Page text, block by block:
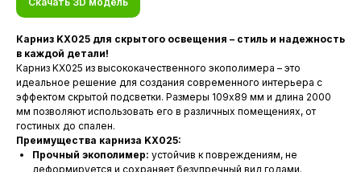
Карниз KX025 для скрытого освещения – стиль и надежность
в каждой детали!
Карниз KX025 из высококачественного экополимера – это
идеальное решение для создания современного интерьера с
эффектом скрытой подсветки. Размеры 109х89 мм и длина 2000
мм позволяют использовать его в различных помещениях, от
гостиных до спален.
Преимущества карниза KX025:
Прочный экополимер: устойчив к повреждениям, не
деформируется и сохраняет безупречный вид годами.